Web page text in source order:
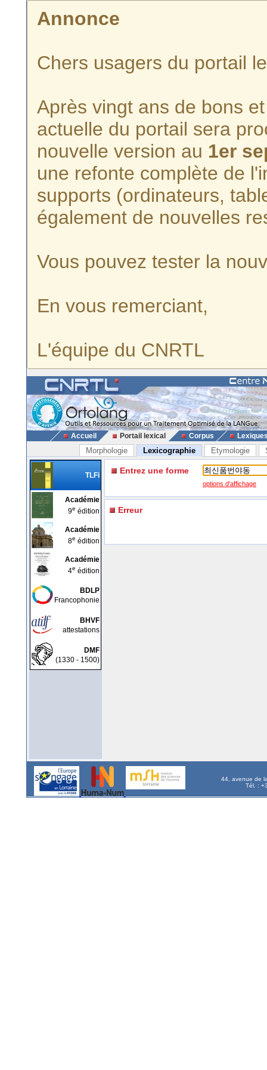
Annonce
Chers usagers du portail
Après vingt ans de bons
actuelle du portail sera
nouvelle version au 1er
une refonte complète de
supports (ordinateurs,
également de nouvelles
Vous pouvez tester la
En vous remerciant,
L'équipe du CNRTL
Accueil Portail lexical Corpus
Morphologie Lexicographie Etymologie
TLFi
Académie
9e édition
Académie
8e édition
Académie
4e édition
BDLP
Francophonie
BHVF
attestations
DMF
(1330 - 1500)
Entrez une forme
options d'affichage
Erreur
44, avenue de
Tél. :